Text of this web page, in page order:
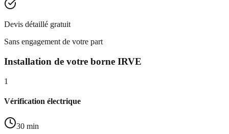
Devis détaillé gratuit
Sans engagement de votre part
Installation de votre borne IRVE
1
Vérification électrique
30 min